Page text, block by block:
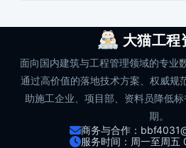
大猫工程
面向国内建筑与工程管理领域的专业
通过高价值的落地技术方案、权威规
助施工企业、项目部、资料员降低
期。
商务与合作：
服务时间：周一至周